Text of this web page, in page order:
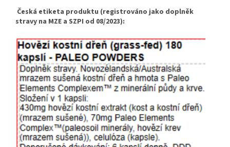
Česká etiketa produktu (registrováno jako doplněk
stravy na MZE a SZPI od 08/2023):